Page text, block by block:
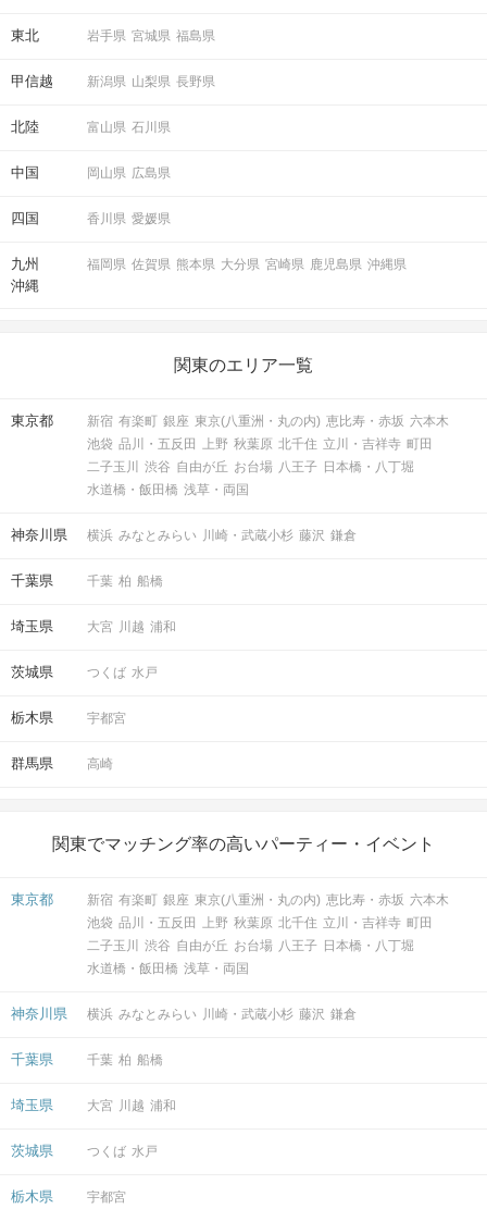
東北 岩手県 宮城県 福島県
甲信越 新潟県 山梨県 長野県
北陸 富山県 石川県
中国 岡山県 広島県
四国 香川県 愛媛県
九州
沖縄
福岡県 佐賀県 熊本県 大分県 宮崎県 鹿児島県 沖縄県
関東のエリア一覧
東京都 新宿 有楽町 銀座 東京(八重洲・丸の内) 恵比寿・赤坂 六本木
池袋 品川・五反田 上野 秋葉原 北千住 立川・吉祥寺 町田
二子玉川
渋谷 自由が丘 お台場 八王子 日本橋・八丁堀
水道橋・飯田橋 浅草・両国
神奈川県 横浜 みなとみらい 川崎・武蔵小杉 藤沢 鎌倉
千葉県 千葉 柏 船橋
埼玉県 大宮 川越 浦和
茨城県 つくば 水戸
栃木県 宇都宮
群馬県 高崎
関東でマッチング率の高いパーティー・イベント
東京都 新宿 有楽町 銀座 東京(八重洲・丸の内) 恵比寿・赤坂 六本木
池袋 品川・五反田 上野 秋葉原 北千住 立川・吉祥寺 町田
二子玉川
渋谷 自由が丘 お台場 八王子 日本橋・八丁堀
水道橋・飯田橋 浅草・両国
神奈川県 横浜 みなとみらい 川崎・武蔵小杉 藤沢 鎌倉
千葉県 千葉 柏 船橋
埼玉県 大宮 川越 浦和
茨城県 つくば 水戸
栃木県 宇都宮